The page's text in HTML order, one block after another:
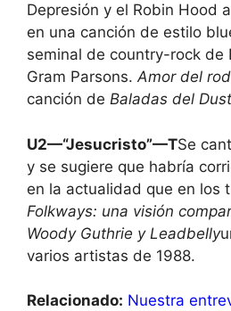
Depresión y el Robin Hood
en una canción de estilo
seminal de country-rock de
Gram Parsons.Amor del
canción de Baladas del
U2—“Jesucristo”—TSe
y se sugiere que habría
en la actualidad que en los
Folkways: una visión
Woody Guthrie y Leadbelly
varios artistas de 1988.
Relacionado: Nuestra